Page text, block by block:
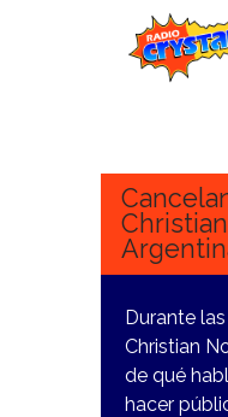
Estaciones
Eventos
Noticias
Para ti
Contacto
Durante
Christian
de qué
hacer